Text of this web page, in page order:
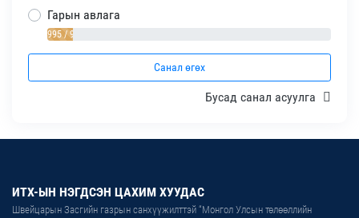
Гарын авлага
995 / 9%
Санал өгөх
Бусад санал асуулга
ИТХ-ЫН НЭГДСЭН ЦАХИМ ХУУДАС
Швейцарын Засгийн газрын санхүүжилттэй “Монгол Улсын төлөөллийн